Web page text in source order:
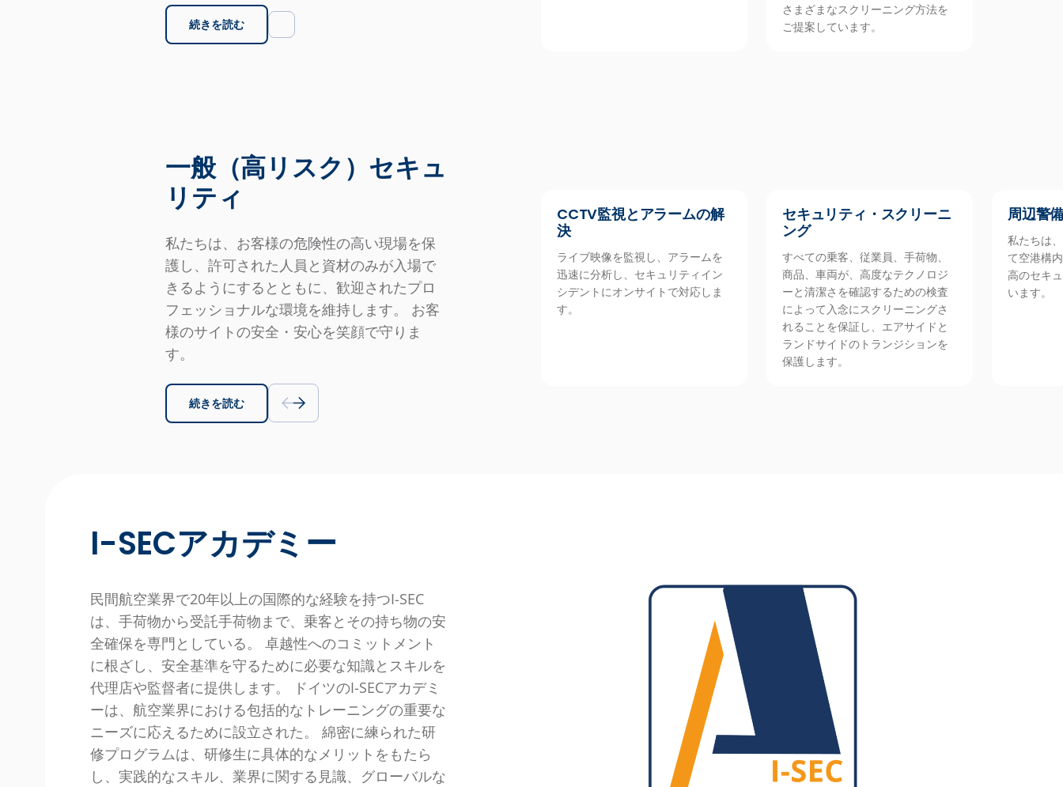
続きを読む
さまざまなスクリーニング方法を
ご提案しています。
一般（高リスク）セキュ
リティ
私たちは、お客様の危険性の高い現場を保
護し、許可された人員と資材のみが入場で
きるようにするとともに、歓迎されたプロ
フェッショナルな環境を維持します。 お客
様のサイトの安全・安心を笑顔で守りま
す。
続きを読む
CCTV監視とアラームの解
決
ライブ映像を監視し、アラームを
迅速に分析し、セキュリティイン
シデントにオンサイトで対応しま
す。
セキュリティ・スクリーニ
ング
すべての乗客、従業員、手荷物、
商品、車両が、高度なテクノロジ
ーと清潔さを確認するための検査
によって入念にスクリーニングさ
れることを保証し、エアサイドと
ランドサイドのトランジションを
保護します。
周辺警
私たちは
て空港構
高のセキ
います。
I-SECアカデミー
民間航空業界で20年以上の国際的な経験を持つI-SEC
は、手荷物から受託手荷物まで、乗客とその持ち物の安
全確保を専門としている。 卓越性へのコミットメント
に根ざし、安全基準を守るために必要な知識とスキルを
代理店や監督者に提供します。 ドイツのI-SECアカデミ
ーは、航空業界における包括的なトレーニングの重要な
ニーズに応えるために設立された。 綿密に練られた研
修プログラムは、研修生に具体的なメリットをもたら
し、実践的なスキル、業界に関する見識、グローバルな